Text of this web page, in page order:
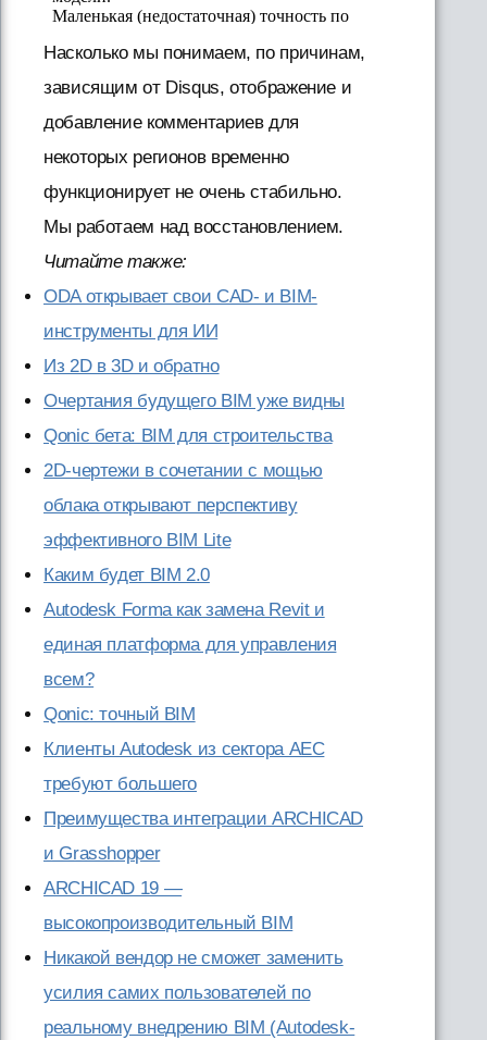
Насколько мы понимаем, по причинам,
зависящим от Disqus, отображение и
добавление комментариев для
некоторых регионов временно
функционирует не очень стабильно.
Мы работаем над восстановлением.
Читайте также:
ODA открывает свои CAD- и BIM-
инструменты для ИИ
Из 2D в 3D и обратно
Очертания будущего BIM уже видны
Qonic бета: BIM для строительства
2D-чертежи в сочетании с мощью
облака открывают перспективу
эффективного BIM Lite
Каким будет BIM 2.0
Autodesk Forma как замена Revit и
единая платформа для управления
всем?
Qonic: точный BIM
Клиенты Autodesk из сектора AEC
требуют большего
Преимущества интеграции ARCHICAD
и Grasshopper
ARCHICAD 19 —
высокопроизводительный BIM
Никакой вендор не cможет заменить
усилия самих пользователей по
реальному внедрению BIM (Autodesk-